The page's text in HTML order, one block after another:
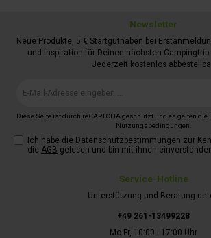
Service-Hotline
Unterstützung und Beratung
+49 261-13499228
Mo-Fr, 10:00 - 17:00 Uhr
Newsletter
Neue Produkte, 5 € Startguthaben bei
und Inspiration für Deinen nächsten Campingtrip
Jederzeit kostenlos
Diese Seite ist durch reCAPTCHA geschützt und es gelten die
Nutzungsbedingungen.
Ich habe die Datenschutzbestimmungen zur
die AGB gelesen und bin mit ihnen